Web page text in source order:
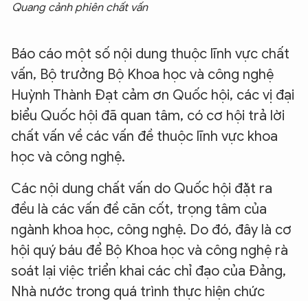
Quang cảnh phiên chất vấn
Báo cáo một số nội dung thuộc lĩnh vực chất
vấn, Bộ trưởng Bộ Khoa học và công nghệ
Huỳnh Thành Đạt cảm ơn Quốc hội, các vị đại
biểu Quốc hội đã quan tâm, có cơ hội trả lời
chất vấn về các vấn đề thuộc lĩnh vực khoa
học và công nghệ.
Các nội dung chất vấn do Quốc hội đặt ra
đều là các vấn đề căn cốt, trọng tâm của
ngành khoa học, công nghệ. Do đó, đây là cơ
hội quý báu để Bộ Khoa học và công nghệ rà
soát lại việc triển khai các chỉ đạo của Đảng,
Nhà nước trong quá trình thực hiện chức